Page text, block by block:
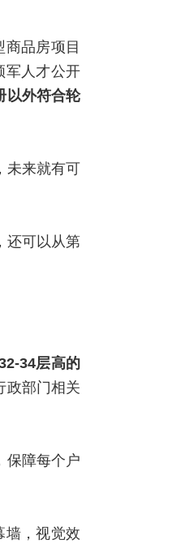
品房项目
军人才公开
以外符合轮
未来就有可
还可以从第
34层高的
政部门相关
保障每个户
墙，视觉效